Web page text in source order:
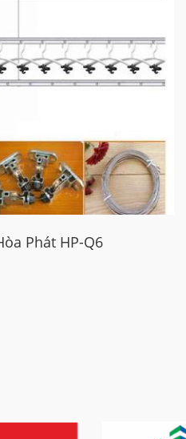
Phát HP-Q6